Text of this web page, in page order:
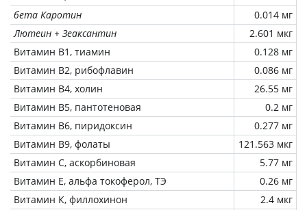
бета Каротин
0.014 мг
Лютеин + Зеаксантин
2.601 мкг
Витамин В1, тиамин
0.128 мг
Витамин В2, рибофлавин
0.086 мг
Витамин В4, холин
26.55 мг
Витамин В5, пантотеновая
0.2 мг
Витамин В6, пиридоксин
0.277 мг
Витамин В9, фолаты
121.563 мкг
Витамин C, аскорбиновая
5.77 мг
Витамин Е, альфа токоферол, ТЭ
0.26 мг
Витамин К, филлохинон
2.4 мкг